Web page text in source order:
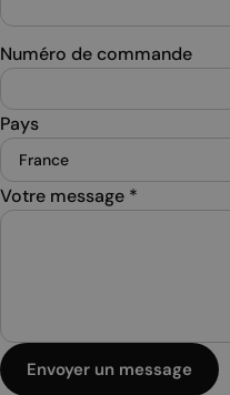
Numéro de commande
Pays
Votre message *
Envoyer un message